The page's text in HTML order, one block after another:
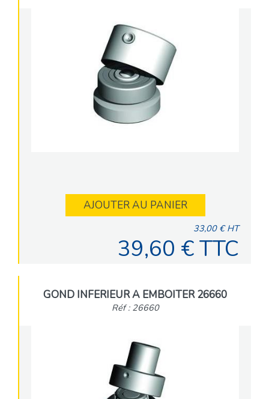
AJOUTER AU PANIER
33,00 € HT
39,60 € TTC
GOND INFERIEUR A EMBOITER 26660
Réf : 26660